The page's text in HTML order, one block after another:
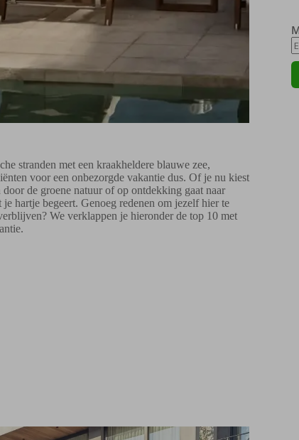
stranden met een kraakheldere blauwe zee,
voor een onbezorgde vakantie dus. Of je nu kiest
de groene natuur of op ontdekking gaat naar
hartje begeert. Genoeg redenen om jezelf hier te
We verklappen je hieronder de top 10 met